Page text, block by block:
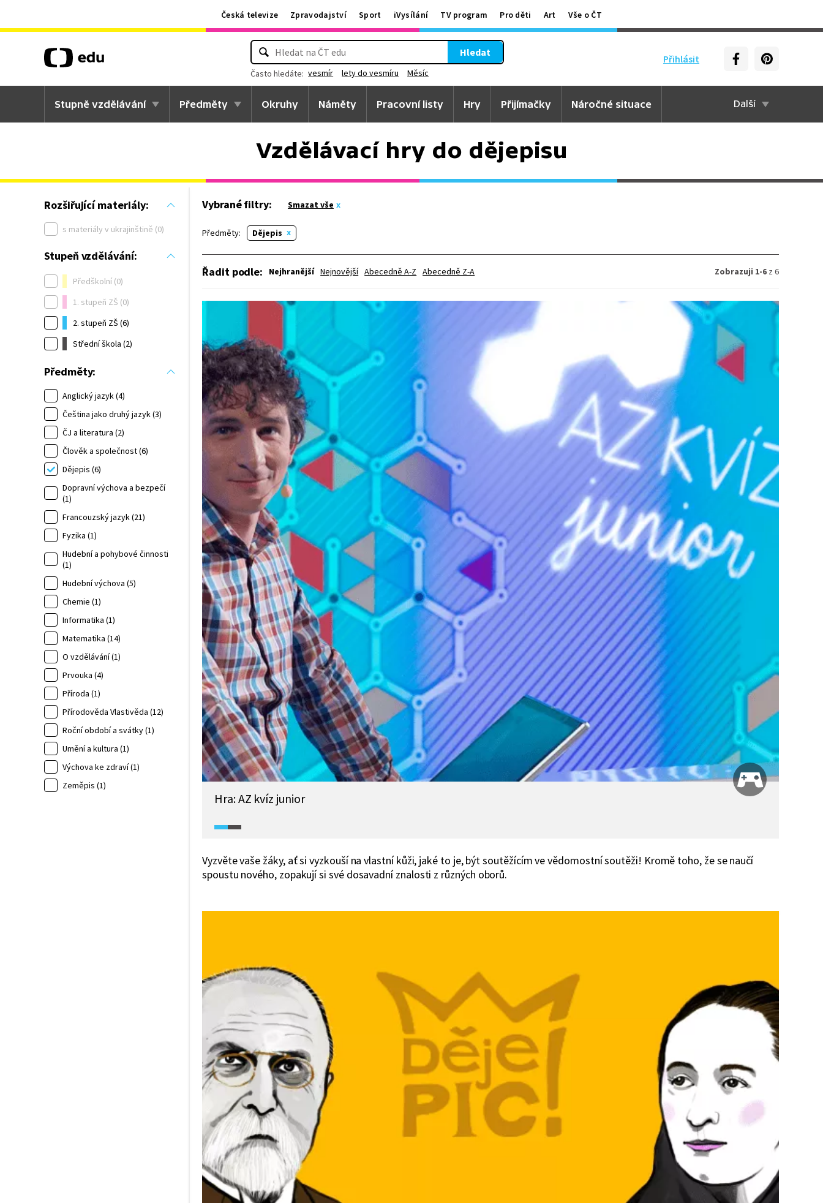
Česká televize Zpravodajství Sport iVysílání TV program Pro děti Art Vše o ČT
Přihlásit
Hledat
Často hledáte: vesmír lety do vesmíru Měsíc
Stupně vzdělávání Předměty Okruhy Náměty Pracovní listy Hry Přijímačky Náročné situace Další
Vzdělávací hry do dějepisu
Rozšiřující materiály:
s materiály v ukrajinštině (0)
Stupeň vzdělávání:
Předškolní (0)
1. stupeň ZŠ (0)
2. stupeň ZŠ (6)
Střední škola (2)
Předměty:
Anglický jazyk (4)
Čeština jako druhý jazyk (3)
ČJ a literatura (2)
Člověk a společnost (6)
Dějepis (6)
Dopravní výchova a bezpečí
(1)
Francouzský jazyk (21)
Fyzika (1)
Hudební a pohybové činnosti
(1)
Hudební výchova (5)
Chemie (1)
Informatika (1)
Matematika (14)
O vzdělávání (1)
Prvouka (4)
Příroda (1)
Přírodověda Vlastivěda (12)
Roční období a svátky (1)
Umění a kultura (1)
Výchova ke zdraví (1)
Zeměpis (1)
Vybrané filtry: Smazat vše
Předměty: Dějepis
Řadit podle: Nejhranější Nejnovější Abecedně A-Z Abecedně Z-A Zobrazuji 1-6 z 6
Hra: AZ kvíz junior
Vyzvěte vaše žáky, ať si vyzkouší na vlastní kůži, jaké to je, být soutěžícím ve vědomostní soutěži! Kromě toho, že se naučí
spoustu nového, zopakují si své dosavadní znalosti z různých oborů.